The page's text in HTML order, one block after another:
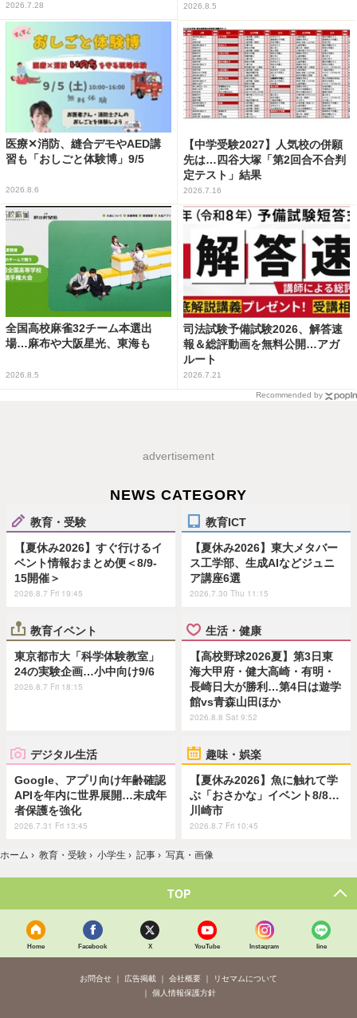
2026.7.28 2026.8.5
医療✕消防、縫合デモやAED講
習も「おしごと体験博」9/5
2026.8.6
【中学受験2027】人気校の併願
先は…四谷大塚「第2回合不合判
定テスト」結果
2026.7.16
全国高校麻雀32チーム本選出
場…麻布や大阪星光、東海も
2026.8.5
司法試験予備試験2026、解答速
報＆総評動画を無料公開…アガ
ルート
2026.7.21
Recommended by
advertisement
NEWS CATEGORY
教育・受験
【夏休み2026】すぐ行けるイ
ベント情報おまとめ便＜8/9-
15開催＞
2026.8.7 Fri 19:45
教育ICT
【夏休み2026】東大メタバー
ス工学部、生成AIなどジュニ
ア講座6選
2026.7.30 Thu 11:15
教育イベント
東京都市大「科学体験教室」
24の実験企画…小中向け9/6
2026.8.7 Fri 18:15
生活・健康
【高校野球2026夏】第3日東
海大甲府・健大高崎・有明・
長崎日大が勝利…第4日は遊学
館vs青森山田ほか
2026.8.8 Sat 9:52
デジタル生活
Google、アプリ向け年齢確認
APIを年内に世界展開…未成年
者保護を強化
2026.7.31 Fri 13:45
趣味・娯楽
【夏休み2026】魚に触れて学
ぶ「おさかな」イベント8/8…
川崎市
2026.8.7 Fri 10:45
ホーム › 教育・受験 › 小学生 › 記事 › 写真・画像
TOP
Home Facebook X YouTube Instagram line
お問合せ 広告掲載 会社概要
リセマムについて
個人情報保護方針